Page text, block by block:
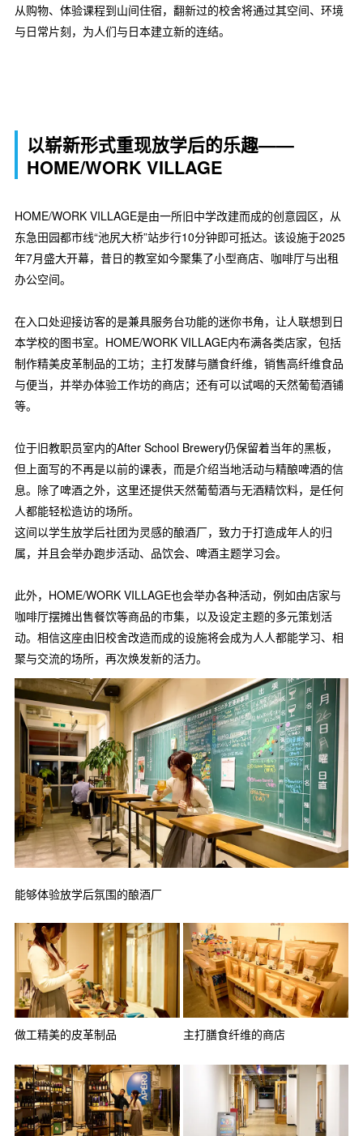
从购物、体验课程到山间住宿，翻新过的校舍将通过其空间、环境
与日常片刻，为人们与日本建立新的连结。
以崭新形式重现放学后的乐趣——
HOME/WORK VILLAGE
HOME/WORK VILLAGE是由一所旧中学改建而成的创意园区，从
东急田园都市线“池尻大桥”站步行10分钟即可抵达。该设施于2025
年7月盛大开幕，昔日的教室如今聚集了小型商店、咖啡厅与出租
办公空间。
在入口处迎接访客的是兼具服务台功能的迷你书角，让人联想到日
本学校的图书室。HOME/WORK VILLAGE内布满各类店家，包括
制作精美皮革制品的工坊；主打发酵与膳食纤维，销售高纤维食品
与便当，并举办体验工作坊的商店；还有可以试喝的天然葡萄酒铺
等。
位于旧教职员室内的After School Brewery仍保留着当年的黑板，
但上面写的不再是以前的课表，而是介绍当地活动与精酿啤酒的信
息。除了啤酒之外，这里还提供天然葡萄酒与无酒精饮料，是任何
人都能轻松造访的场所。
这间以学生放学后社团为灵感的酿酒厂，致力于打造成年人的归
属，并且会举办跑步活动、品饮会、啤酒主题学习会。
此外，HOME/WORK VILLAGE也会举办各种活动，例如由店家与
咖啡厅摆摊出售餐饮等商品的市集，以及设定主题的多元策划活
动。相信这座由旧校舍改造而成的设施将会成为人人都能学习、相
聚与交流的场所，再次焕发新的活力。
能够体验放学后氛围的酿酒厂
做工精美的皮革制品 主打膳食纤维的商店